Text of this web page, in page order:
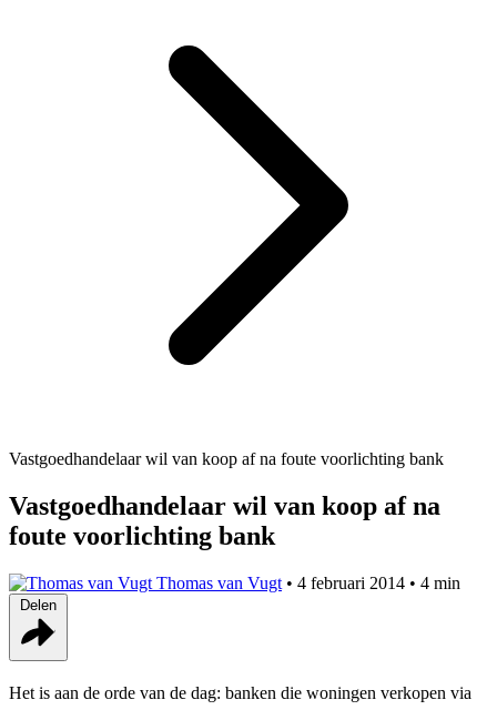
Vastgoedhandelaar wil van koop af na foute voorlichting bank
Vastgoedhandelaar wil van koop af na
foute voorlichting bank
Thomas van Vugt • 4 februari 2014 • 4 min
Het is aan de orde van de dag: banken die woningen verkopen via